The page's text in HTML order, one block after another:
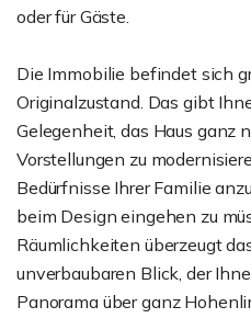
oder für Gäste.
Die Immobilie befindet sich
Originalzustand. Das gibt
Gelegenheit, das Haus ganz
Vorstellungen zu
Bedürfnisse Ihrer Familie
beim Design eingehen zu
Räumlichkeiten überzeugt
unverbaubaren Blick, der
Panorama über ganz